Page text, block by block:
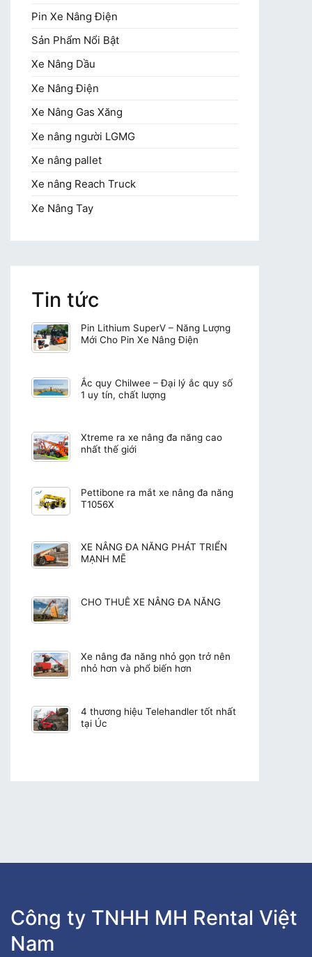
Pin Xe Nâng Điện
Sản Phẩm Nổi Bật
Xe Nâng Dầu
Xe Nâng Điện
Xe Nâng Gas Xăng
Xe nâng người LGMG
Xe nâng pallet
Xe nâng Reach Truck
Xe Nâng Tay
Tin tức
Pin Lithium SuperV – Năng Lượng
Mới Cho Pin Xe Nâng Điện
Ắc quy Chilwee – Đại lý ắc quy số
1 uy tín, chất lượng
Xtreme ra xe nâng đa năng cao
nhất thế giới
Pettibone ra mắt xe nâng đa năng
T1056X
XE NÂNG ĐA NĂNG PHÁT TRIỂN
MẠNH MẼ
CHO THUÊ XE NÂNG ĐA NĂNG
Xe nâng đa năng nhỏ gọn trở nên
nhỏ hơn và phổ biến hơn
4 thương hiệu Telehandler tốt nhất
tại Úc
Công ty TNHH MH Rental Việt
Nam